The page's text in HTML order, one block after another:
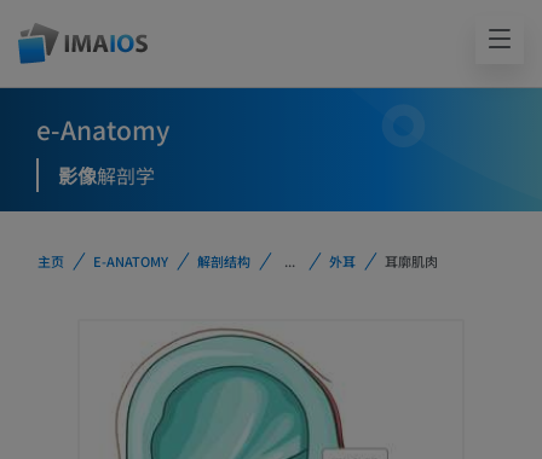
e-Anatomy
影像解剖学
主页 E-ANATOMY 解剖结构 ... 外耳 耳廓肌肉